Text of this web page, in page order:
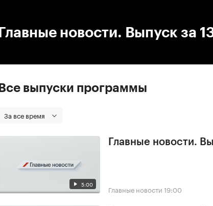
Главные новости. Выпуск за
Все выпуски программы
За все время
5:00
Главные новости.
Главные новости 19:00